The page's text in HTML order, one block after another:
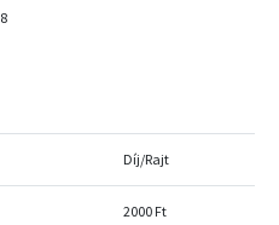
8
Díj/Rajt
2000 Ft